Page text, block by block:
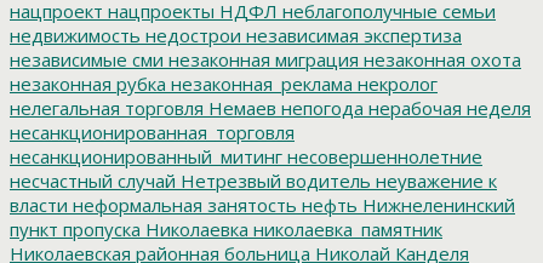
нацпроект нацпроекты НДФЛ неблагополучные семьи
недвижимость недострои независимая экспертиза
независимые сми незаконная миграция незаконная охота
незаконная рубка незаконная_реклама некролог
нелегальная торговля Немаев непогода нерабочая неделя
несанкционированная_торговля
несанкционированный_митинг несовершеннолетние
несчастный случай Нетрезвый водитель неуважение к
власти неформальная занятость нефть Нижнеленинский
пункт пропуска Николаевка николаевка_памятник
Николаевская районная больница Николай Канделя